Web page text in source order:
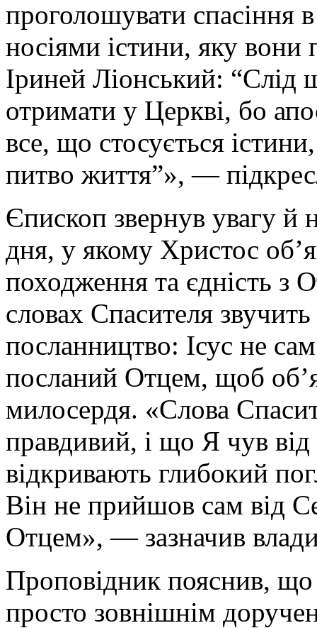
проголошувати спасіння
носіями істини, яку вони
Іриней Ліонський: “Слід
отримати у Церкві, бо
все, що стосується
питво життя”», —
Єпископ звернув увагу й
дня, у якому Христос
походження та єдність з
словах Спасителя
посланництво: Ісус не
посланий Отцем, щоб
милосердя. «Слова
правдивий, і що Я чув від
відкривають глибокий
Він не прийшов сам від
Отцем», — зазначив
Проповідник пояснив,
просто зовнішнім